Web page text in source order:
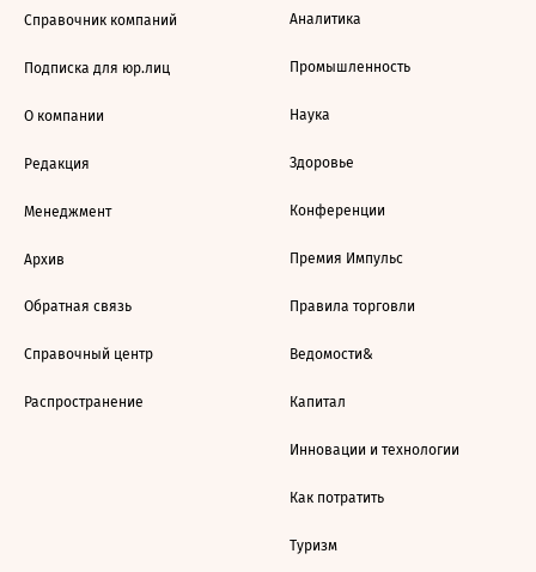
Справочник компаний
Подписка для юр.лиц
О компании
Редакция
Менеджмент
Архив
Обратная связь
Справочный центр
Распространение
Аналитика
Промышленность
Наука
Здоровье
Конференции
Премия Импульс
Правила торговли
Ведомости&
Капитал
Инновации и технологии
Как потратить
Туризм